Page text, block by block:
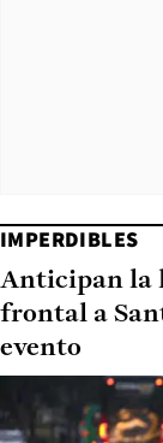
IMPERDIBLES
Anticipan la
frontal a
evento